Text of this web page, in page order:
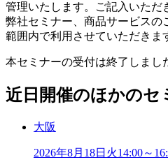
管理いたします。ご記入いただ
弊社セミナー、商品サービスの
範囲内で利用させていただきま
本セミナーの受付は終了しまし
近日開催のほかのセ
大阪
2026年8月 18日 火14:00～